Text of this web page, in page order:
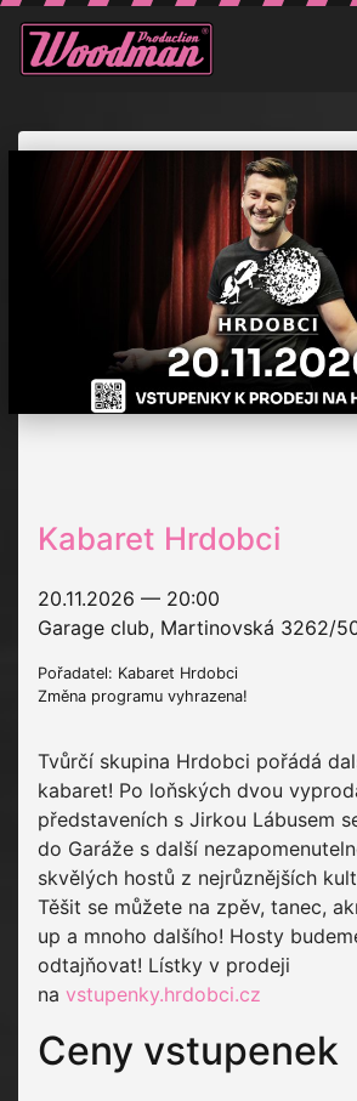
Kabaret Hrdobci
20.11.2026 — 20:00
Garage club, Martinovská 3262/
Pořadatel: Kabaret Hrdobci
Změna programu vyhrazena!
Tvůrčí skupina Hrdobci pořádá
kabaret! Po loňských dvou
představeních s Jirkou Lábusem
do Garáže s další
skvělých hostů z nejrůznějších
Těšit se můžete na zpěv, tanec,
up a mnoho dalšího! Hosty
odtajňovat! Lístky v prodeji
na vstupenky.hrdobci.cz
Ceny vstupenek